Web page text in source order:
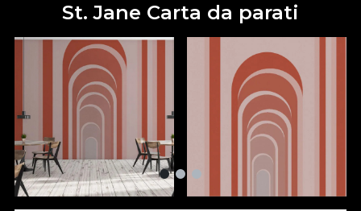
St. Jane Carta da parati